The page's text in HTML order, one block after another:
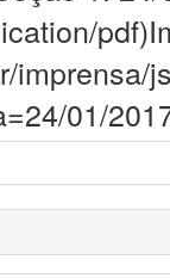
pdf)
imprensa/
01/